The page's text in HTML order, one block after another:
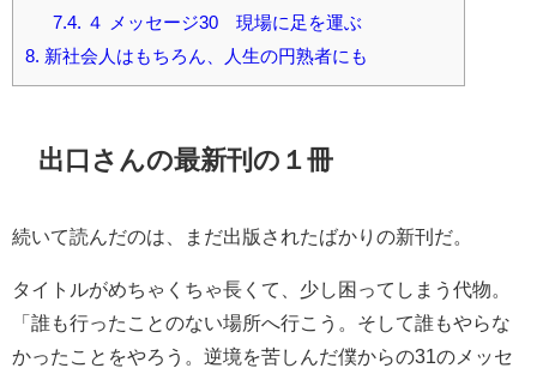
7.4. ４ メッセージ30 現場に足を運ぶ
8. 新社会人はもちろん、人生の円熟者にも
出口さんの最新刊の１冊
続いて読んだのは、まだ出版されたばかりの新刊だ。
タイトルがめちゃくちゃ長くて、少し困ってしまう代物。
「誰も行ったことのない場所へ行こう。そして誰もやらな
かったことをやろう。逆境を苦しんだ僕からの31のメッセ